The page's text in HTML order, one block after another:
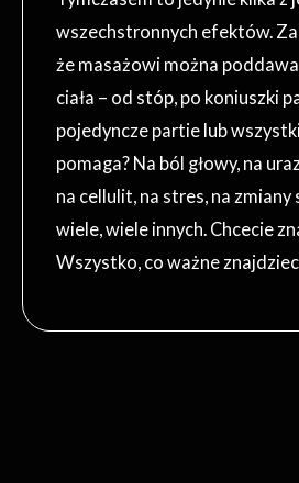
wszechstronnych efektów.
że masażowi można
ciała – od stóp, po koniuszki
pojedyncze partie lub
pomaga? Na ból głowy, na
na cellulit, na stres, na zmiany
wiele, wiele innych. Chcecie
Wszystko, co ważne